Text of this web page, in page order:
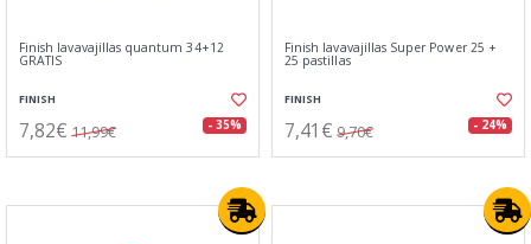
Finish lavavajillas quantum 34+12
GRATIS
FINISH
7,82€ 11,99€ - 35%
Finish lavavajillas Super Power 25 +
25 pastillas
FINISH
7,41€ 9,70€ - 24%